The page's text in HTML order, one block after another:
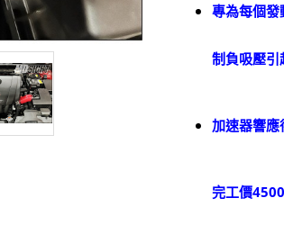
專為每個發
制負吸壓引
加速器響應
​完工價4500